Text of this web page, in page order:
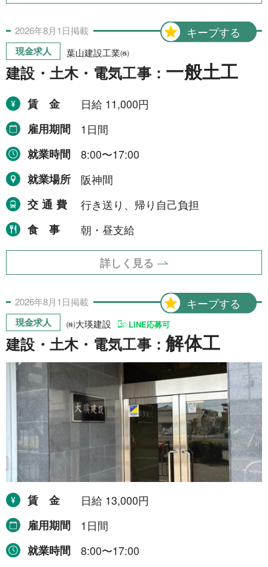
阪神間 19件
大阪府
兵庫県 10件
滋賀県
京都府
奈良県
和歌山県
東海地方
愛知県
三重県 5件
四国地方 1件
愛媛県 1件
中国地方
岡山県
より詳細な探し方へ
NEWS
事業者一覧
利用規約
キープする
2026年8月1日掲載
現金求人 葉山建設工業㈱
建設・土木・電気工事： 一般土工
賃金
日給 11,000円
雇用期間
1日間
就業時間
8:00〜17:00
就業場所
阪神間
交通費
行き送り、帰り自己負担
食事
朝・昼支給
詳しく見る
キープする
2026年8月1日掲載
現金求人 ㈱大瑛建設 LINE応募可
建設・土木・電気工事：解体工
賃金
日給 13,000円
雇用期間
1日間
就業時間
8:00〜17:00